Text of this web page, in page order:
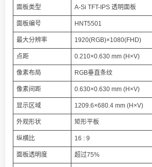
面板类型 A-Si TFT-IPS 透明面板
面板编号 HNT5501
最大分辨率 1920(RGB)×1080(FHD)
点距 0.210×0.630 mm (H×V)
像素布局 RGB垂直条纹
像素间距 0.630×0.630 mm (H×V)
显示区域 1209.6×680.4 mm (H×V)
外观形状 矩形平板
纵横比 16 : 9
面板透明度 超过75%